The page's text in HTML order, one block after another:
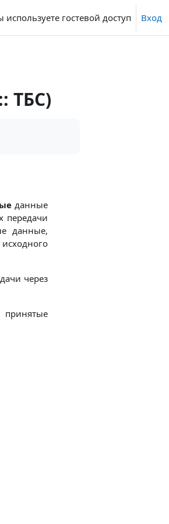
используете гостевой доступ Вход
ТБС)
данные
передачи
данные,
через